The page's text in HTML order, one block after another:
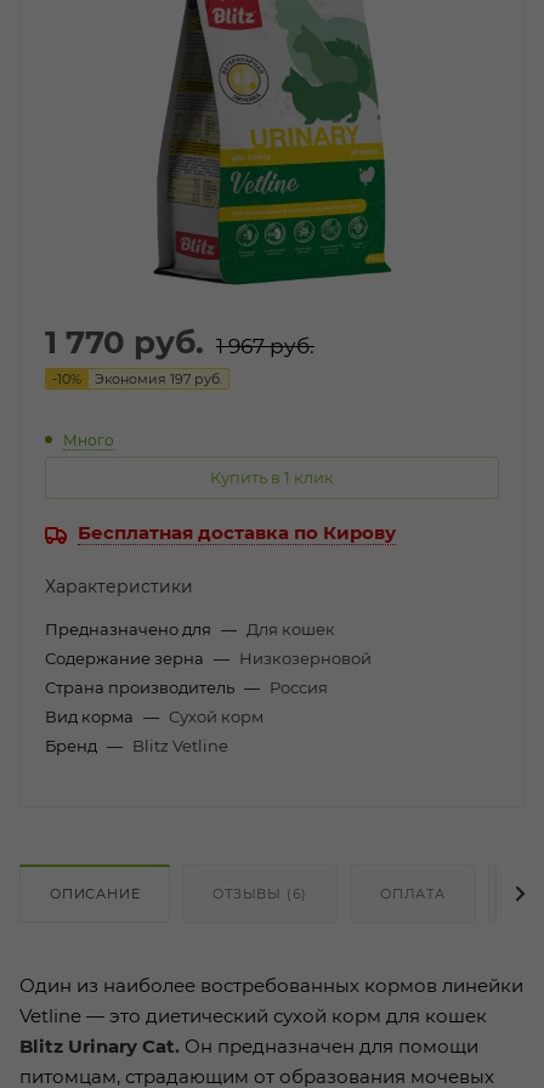
1 770 руб. 1 967руб.
-10% Экономия 197 руб.
Много
Купить в 1 клик
Бесплатная доставка по Кирову
Характеристики
Предназначено для — Для кошек
Содержание зерна — Низкозерновой
Страна производитель — Россия
Вид корма — Сухой корм
Бренд — Blitz Vetline
ОПИСАНИЕ ОТЗЫВЫ (6) ОПЛАТА
Один из наиболее востребованных кормов линейки
Vetline — это диетический сухой корм для кошек
Blitz Urinary Cat. Он предназначен для помощи
питомцам, страдающим от образования мочевых